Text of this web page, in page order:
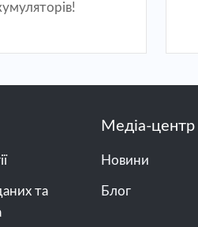
та
Медіа-центр
Новини
Блог